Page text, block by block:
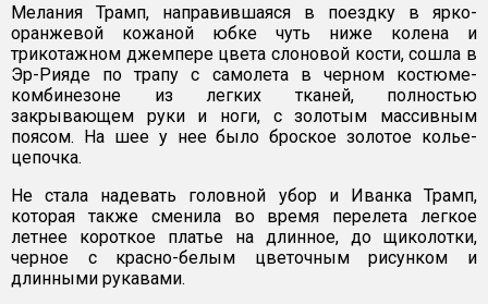
Мелания Трамп, направившаяся в поездку в ярко-
оранжевой кожаной юбке чуть ниже колена и
трикотажном джемпере цвета слоновой кости, сошла в
Эр-Рияде по трапу с самолета в черном костюме-
комбинезоне из легких тканей, полностью
закрывающем руки и ноги, с золотым массивным
поясом. На шее у нее было броское золотое колье-
цепочка.
Не стала надевать головной убор и Иванка Трамп,
которая также сменила во время перелета легкое
летнее короткое платье на длинное, до щиколотки,
черное с красно-белым цветочным рисунком и
длинными рукавами.